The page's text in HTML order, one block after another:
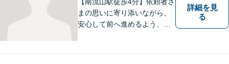
まの思いに寄り添いながら、
安心して前へ進めるよう、全
詳細を見
る